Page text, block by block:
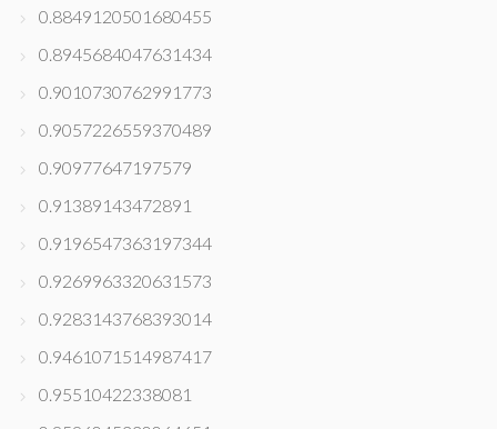
0.8849120501680455
0.8945684047631434
0.9010730762991773
0.9057226559370489
0.90977647197579
0.91389143472891
0.9196547363197344
0.9269963320631573
0.9283143768393014
0.9461071514987417
0.95510422338081